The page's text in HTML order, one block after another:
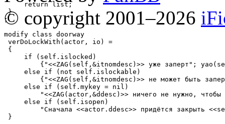
     return list;
}
;
modify class doorway
verDoLockWith(actor, io) =
{
     if (self.islocked)
{"<<ZAG(self,&itnomdesc)>> уже заперт";
     else if (not self.islockable)
{"<<ZAG(self,&itnomdesc)>> не может быть
     else if (self.mykey = nil)
"<<ZAG(actor,&ddesc)>> ничего не нужно,
     else if (self.isopen)
"Сначала <<actor.ddesc>> придётся закрыть
}
© copyright 2001–2026